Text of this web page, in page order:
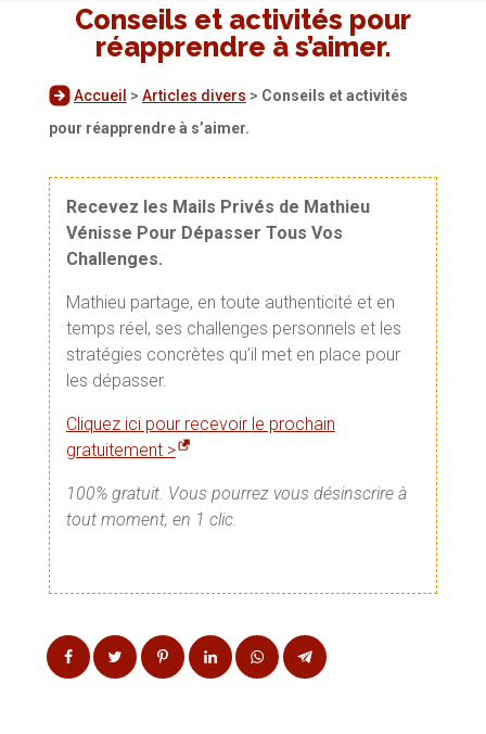
Conseils et activités pour
réapprendre à s’aimer.
Accueil > Articles divers > Conseils et activités
pour réapprendre à s’aimer.
Recevez les Mails Privés de Mathieu
Vénisse Pour Dépasser Tous Vos
Challenges.
Mathieu partage, en toute authenticité et en
temps réel, ses challenges personnels et les
stratégies concrètes qu’il met en place pour
les dépasser.
Cliquez ici pour recevoir le prochain
gratuitement >
100% gratuit. Vous pourrez vous désinscrire à
tout moment, en 1 clic.